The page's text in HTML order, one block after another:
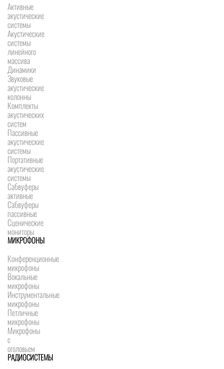
Активные
акустические
системы
Акустические
системы
линейного
массива
Динамики
Звуковые
акустические
колонны
Комплекты
акустических
систем
Пассивные
акустические
системы
Портативные
акустические
системы
Сабвуферы
активные
Сабвуферы
пассивные
Сценические
мониторы
МИКРОФОНЫ
Конференционные
микрофоны
Вокальные
микрофоны
Инструментальные
микрофоны
Петличные
микрофоны
Микрофоны
с
оголовьем
РАДИОСИСТЕМЫ